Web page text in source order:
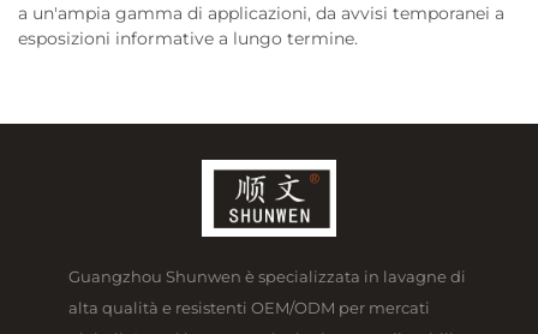
a un'ampia gamma di applicazioni, da avvisi temporanei a
esposizioni informative a lungo termine.
Guangzhou Shunwen è specializzata in lavagne di
alta qualità e resistenti OEM/ODM per mercati